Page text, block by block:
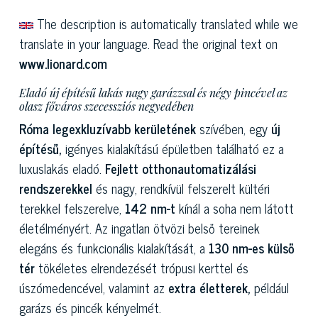
The description is automatically translated while we
translate in your language. Read the original text on
www.lionard.com
Eladó új építésű lakás nagy garázzsal és négy pincével az
olasz főváros szecessziós negyedében
Róma legexkluzívabb kerületénekszívében, egy új
építésű, igényes kialakítású épületben található ez a
luxuslakás eladó. Fejlett otthonautomatizálási
rendszerekkel és nagy, rendkívül felszerelt kültéri
terekkel felszerelve, 142 nm-t kínál a soha nem látott
életélményért. Az ingatlan ötvözi belső tereinek
elegáns és funkcionális kialakítását, a 130 nm-es külső
tér tökéletes elrendezését trópusi kerttel és
úszómedencével, valamint az extra életterek, például
garázs és pincék kényelmét.